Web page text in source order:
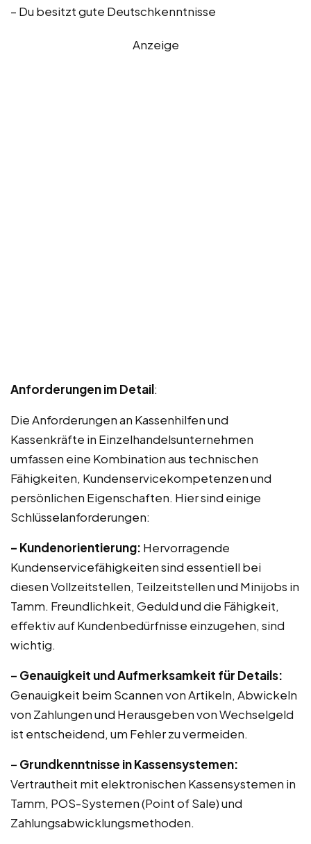
– Du besitzt gute Deutschkenntnisse
Anzeige
Anforderungen im Detail:
Die Anforderungen an Kassenhilfen und
Kassenkräfte in Einzelhandelsunternehmen
umfassen eine Kombination aus technischen
Fähigkeiten, Kundenservicekompetenzen und
persönlichen Eigenschaften. Hier sind einige
Schlüsselanforderungen:
– Kundenorientierung: Hervorragende
Kundenservicefähigkeiten sind essentiell bei
diesen Vollzeitstellen, Teilzeitstellen und Minijobs in
Tamm. Freundlichkeit, Geduld und die Fähigkeit,
effektiv auf Kundenbedürfnisse einzugehen, sind
wichtig.
– Genauigkeit und Aufmerksamkeit für Details:
Genauigkeit beim Scannen von Artikeln, Abwickeln
von Zahlungen und Herausgeben von Wechselgeld
ist entscheidend, um Fehler zu vermeiden.
– Grundkenntnisse in Kassensystemen:
Vertrautheit mit elektronischen Kassensystemen in
Tamm, POS-Systemen (Point of Sale) und
Zahlungsabwicklungsmethoden.